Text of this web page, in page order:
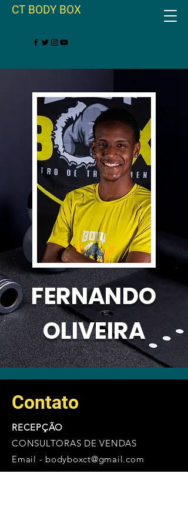
CT BODY BOX
FERNANDO
OLIVEIRA
Contato
RECEPÇÃO
CONSULTORAS DE VENDAS
Email - bodyboxct@gmail.com
Tel -(21) 982581385